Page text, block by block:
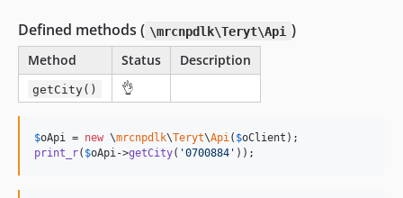
Defined methods ( \mrcnpdlk\Teryt\Api )
Method Status Description
getCity() 👌
$oApi = new \mrcnpdlk\Teryt\Api( $oClient
print_r( $oApi->getCity( '0700884 ' ));